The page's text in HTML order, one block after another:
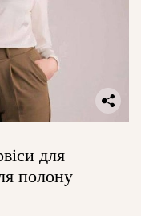
для
полону